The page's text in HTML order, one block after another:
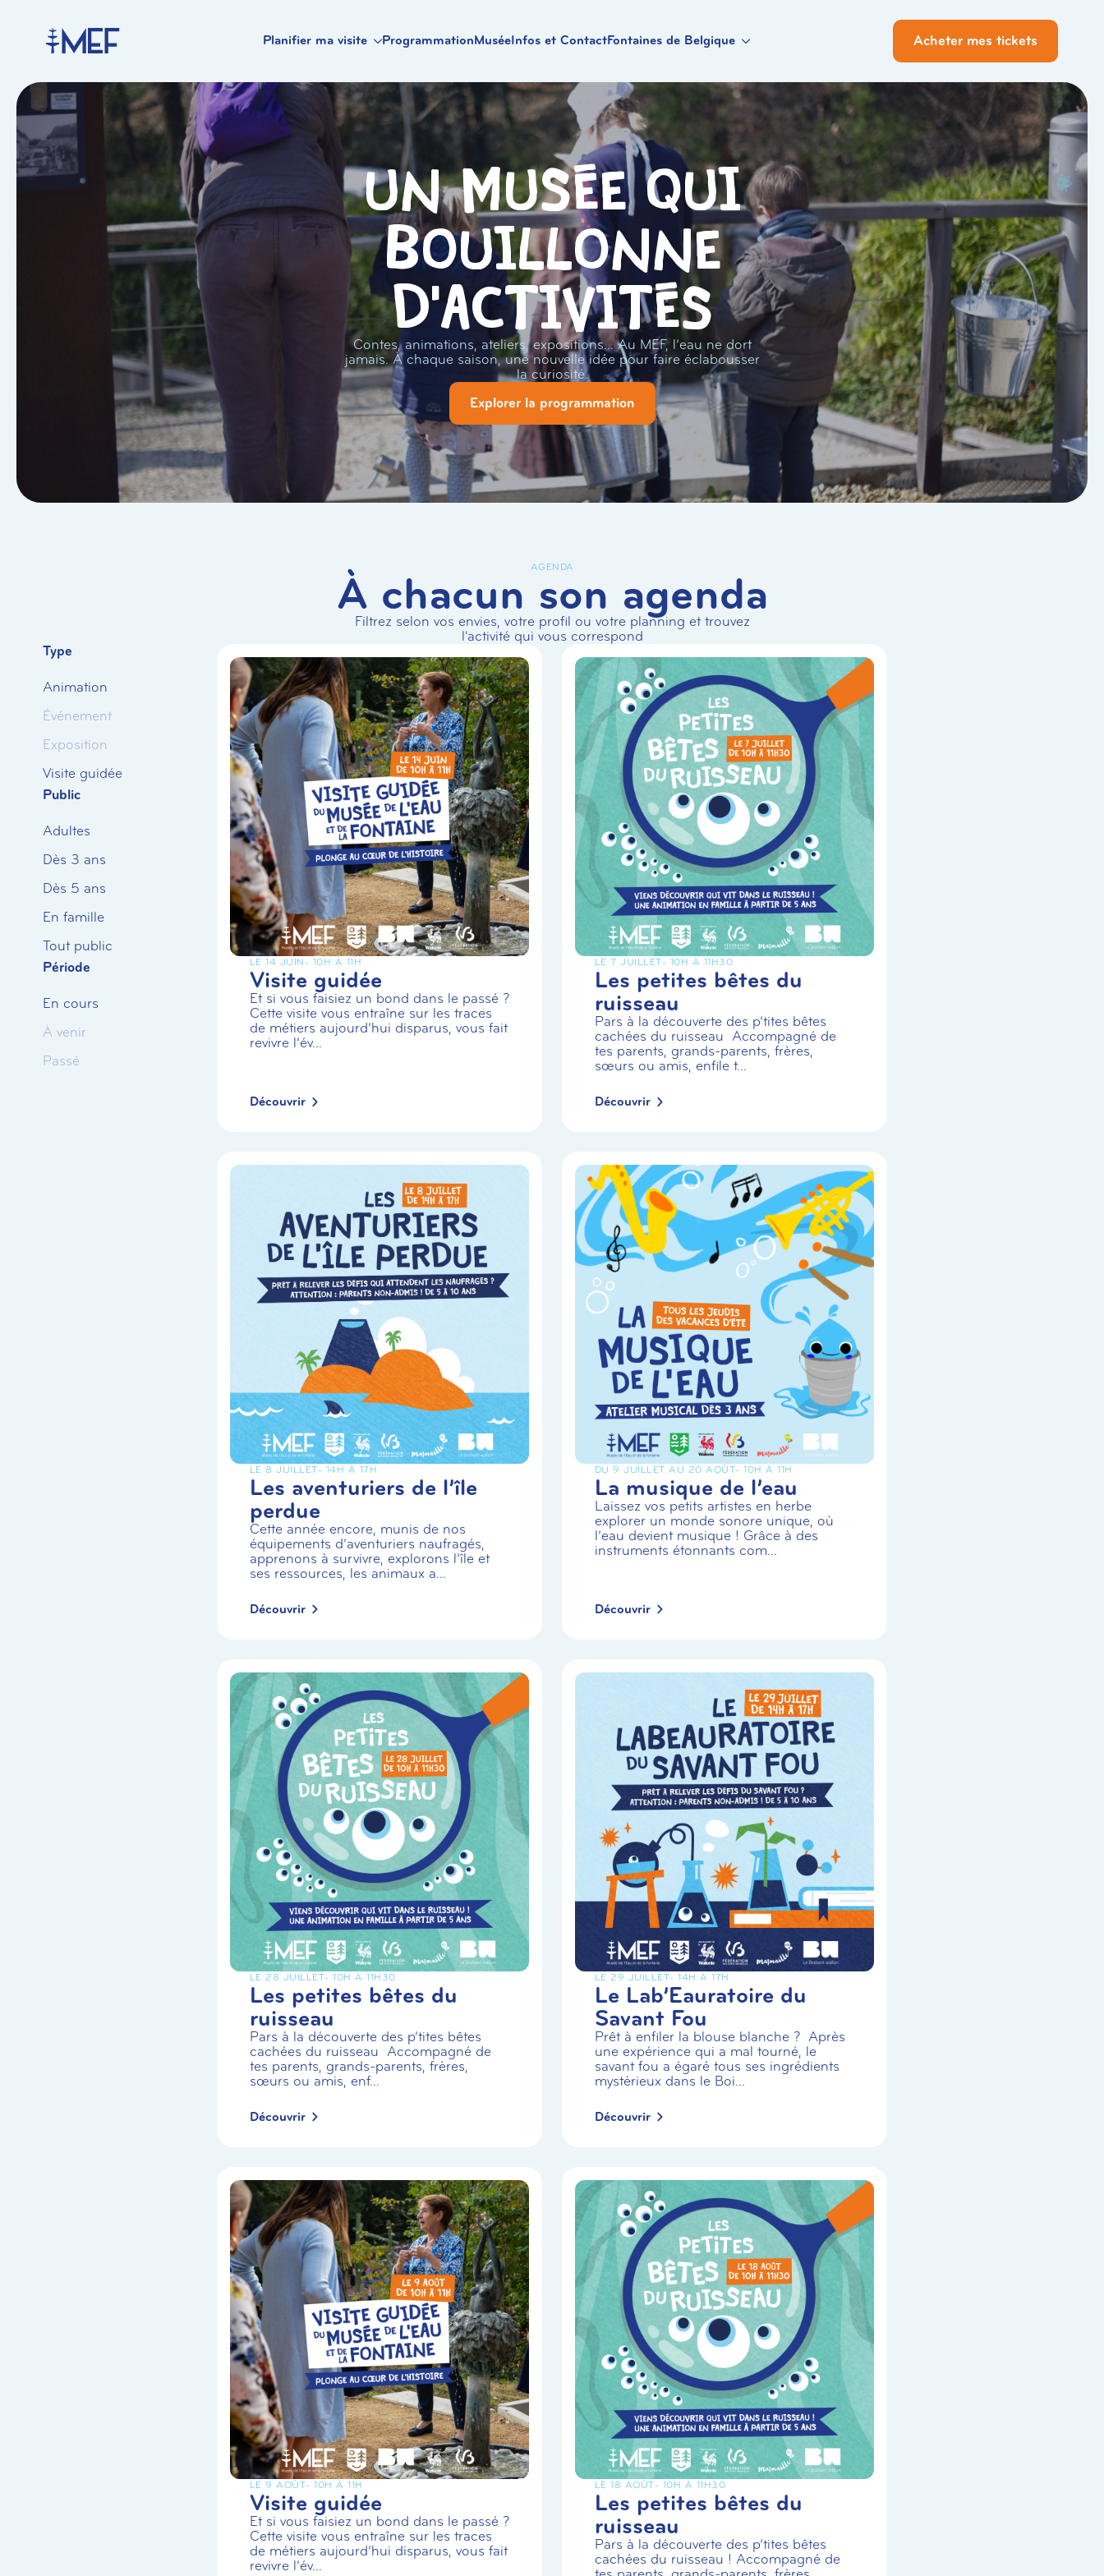
Planifier ma visite ProgrammationMuséeInfos et ContactFontaines de Belgique Acheter mes tickets
Un musée qui
bouillonne
d'activités
Contes, animations, ateliers, expositions… Au MEF, l’eau ne dort
jamais. À chaque saison, une nouvelle idée pour faire éclabousser
la curiosité.
Explorer la programmation
AGENDA
À chacun son agenda
Filtrez selon vos envies, votre profil ou votre planning et trouvez
l'activité qui vous correspond
Type
Animation
Événement
Exposition
Visite guidée
Public
Adultes
Dès 3 ans
Dès 5 ans
En famille
Tout public
Période
En cours
À venir
Passé
LE 14 JUIN - 10H À 11H
Visite guidée
Et si vous faisiez un bond dans le passé ?
Cette visite vous entraîne sur les traces
de métiers aujourd’hui disparus, vous fait
revivre l’év...
Découvrir
LE 7 JUILLET- 10H À 11H30
Les petites bêtes du
ruisseau
Pars à la découverte des p’tites bêtes
cachées du ruisseau Accompagné de
tes parents, grands-parents, frères,
sœurs ou amis, enfile t...
Découvrir
LE 8 JUILLET- 14H À 17H
Les aventuriers de l’île
perdue
Cette année encore, munis de nos
équipements d’aventuriers naufragés,
apprenons à survivre, explorons l’île et
ses ressources, les animaux a...
Découvrir
DU 9 JUILLET AU 20 AOÛT- 10H À 11H
La musique de l’eau
Laissez vos petits artistes en herbe
explorer un monde sonore unique, où
l’eau devient musique ! Grâce à des
instruments étonnants com...
Découvrir
LE 28 JUILLET- 10H À 11H30
Les petites bêtes du
ruisseau
Pars à la découverte des p’tites bêtes
cachées du ruisseau Accompagné de
tes parents, grands-parents, frères,
sœurs ou amis, enf...
Découvrir
LE 29 JUILLET- 14H À 17H
Le Lab’Eauratoire du
Savant Fou
Prêt à enfiler la blouse blanche ? Après
une expérience qui a mal tourné, le
savant fou a égaré tous ses ingrédients
mystérieux dans le Boi...
Découvrir
LE 9 AOÛT- 10H À 11H
Visite guidée
Et si vous faisiez un bond dans le passé ?
Cette visite vous entraîne sur les traces
de métiers aujourd’hui disparus, vous fait
revivre l’év...
LE 18 AOÛT- 10H À 11H30
Les petites bêtes du
ruisseau
Pars à la découverte des p’tites bêtes
cachées du ruisseau ! Accompagné de